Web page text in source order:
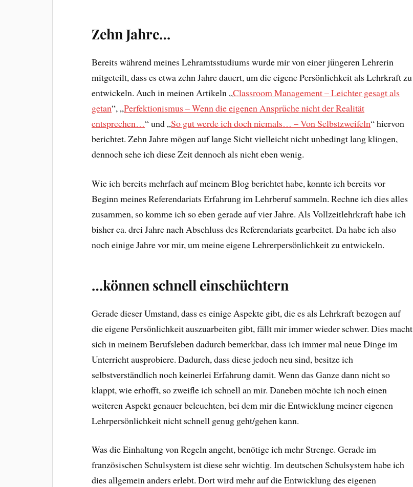
Zehn Jahre…
Bereits während meines Lehramtsstudiums wurde mir von einer jüngeren Lehrerin
mitgeteilt, dass es etwa zehn Jahre dauert, um die eigene Persönlichkeit als Lehrkraft zu
entwickeln. Auch in meinen Artikeln „Classroom Management – Leichter gesagt als
getan“, „Perfektionismus – Wenn die eigenen Ansprüche nicht der Realität
entsprechen…“ und „So gut werde ich doch niemals… – Von Selbstzweifeln“ hiervon
berichtet. Zehn Jahre mögen auf lange Sicht vielleicht nicht unbedingt lang klingen,
dennoch sehe ich diese Zeit dennoch als nicht eben wenig.
Wie ich bereits mehrfach auf meinem Blog berichtet habe, konnte ich bereits vor
Beginn meines Referendariats Erfahrung im Lehrberuf sammeln. Rechne ich dies alles
zusammen, so komme ich so eben gerade auf vier Jahre. Als Vollzeitlehrkraft habe ich
bisher ca. drei Jahre nach Abschluss des Referendariats gearbeitet. Da habe ich also
noch einige Jahre vor mir, um meine eigene Lehrerpersönlichkeit zu entwickeln.
…können schnell einschüchtern
Gerade dieser Umstand, dass es einige Aspekte gibt, die es als Lehrkraft bezogen auf
die eigene Persönlichkeit auszuarbeiten gibt, fällt mir immer wieder schwer. Dies macht
sich in meinem Berufsleben dadurch bemerkbar, dass ich immer mal neue Dinge im
Unterricht ausprobiere. Dadurch, dass diese jedoch neu sind, besitze ich
selbstverständlich noch keinerlei Erfahrung damit. Wenn das Ganze dann nicht so
klappt, wie erhofft, so zweifle ich schnell an mir. Daneben möchte ich noch einen
weiteren Aspekt genauer beleuchten, bei dem mir die Entwicklung meiner eigenen
Lehrpersönlichkeit nicht schnell genug geht/gehen kann.
Was die Einhaltung von Regeln angeht, benötige ich mehr Strenge. Gerade im
französischen Schulsystem ist diese sehr wichtig. Im deutschen Schulsystem habe ich
dies allgemein anders erlebt. Dort wird mehr auf die Entwicklung des eigenen